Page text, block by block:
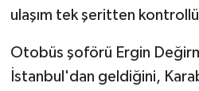
ulaşım tek şeritten kontrollü
Otobüs şoförü Ergin
İstanbul'dan geldiğini,